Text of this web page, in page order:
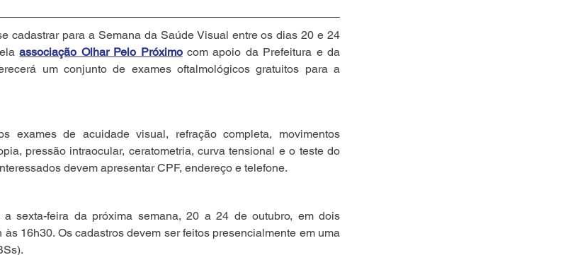
cadastrar para a Semana da Saúde Visual entre os dias 20 e 24
associação Olhar Pelo Próximo com apoio da Prefeitura e da
um conjunto de exames oftalmológicos gratuitos para a
exames de acuidade visual, refração completa, movimentos
pressão intraocular, ceratometria, curva tensional e o teste do
devem apresentar CPF, endereço e telefone.
sexta-feira da próxima semana, 20 a 24 de outubro, em dois
16h30. Os cadastros devem ser feitos presencialmente em uma